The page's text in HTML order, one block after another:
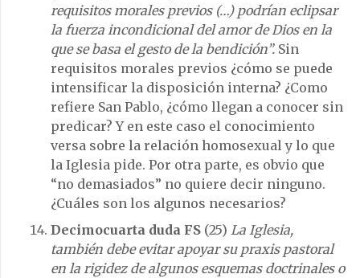
requisitos morales previos (…) podrían eclipsar
la fuerza incondicional del amor de Dios en la
que se basa el gesto de la bendición”. Sin
requisitos morales previos ¿cómo se puede
intensificar la disposición interna? ¿Como
refiere San Pablo, ¿cómo llegan a conocer sin
predicar? Y en este caso el conocimiento
versa sobre la relación homosexual y lo que
la Iglesia pide. Por otra parte, es obvio que
“no demasiados” no quiere decir ninguno.
¿Cuáles son los algunos necesarios?
Decimocuarta duda FS (25) La Iglesia,
también debe evitar apoyar su praxis pastoral
en la rigidez de algunos esquemas doctrinales o